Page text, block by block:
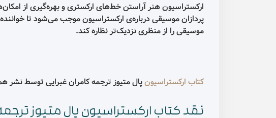
ارکستراسیون هنر آراستن خط‌های ارکستری و بهره‌گیری از
پردازان موسیقی درباره‌ی ارکستراسیون موجب می‌شود تا
موسیقی را از منظری نزدیک‌تر نظاره کند.
کتاب ارکستراسیونپال متیوز ترجمه کامران غبرایی توسط
نقد کتاب ارکستراسیون پال متیوز